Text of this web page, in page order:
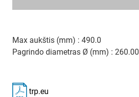
Max aukštis (mm) : 490.0
Pagrindo diametras Ø (mm) : 260.00
trp.eu